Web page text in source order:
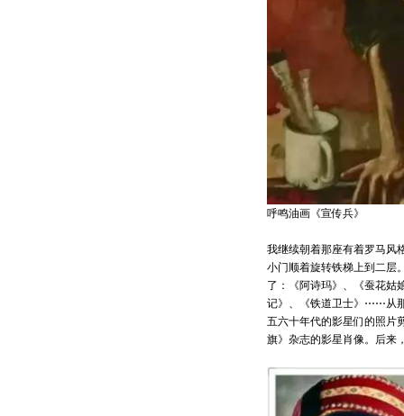
呼鸣油画《宣传兵》
我继续朝着那座有着罗马风
小门顺着旋转铁梯上到二层
了：《阿诗玛》、《蚕花姑
记》、《铁道卫士》⋯⋯从
五六十年代的影星们的照片
旗》杂志的影星肖像。后